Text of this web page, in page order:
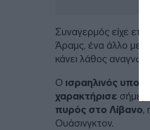
Συναγερμός είχε
Άραμς, ένα άλλο
κάνει λάθος
Ο ισραηλινός
χαρακτήρισε σήμερα
πυρός στο Λίβανο,
Ουάσινγκτον.